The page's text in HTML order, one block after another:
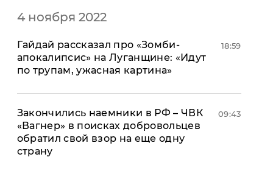
4 ноября 2022
Гайдай рассказал про «Зомби-
апокалипсис» на Луганщине: «Идут
по трупам, ужасная картина»
18:59
​Закончились наемники в РФ – ЧВК
«Вагнер» в поисках добровольцев
обратил свой взор на еще одну
страну
09:43